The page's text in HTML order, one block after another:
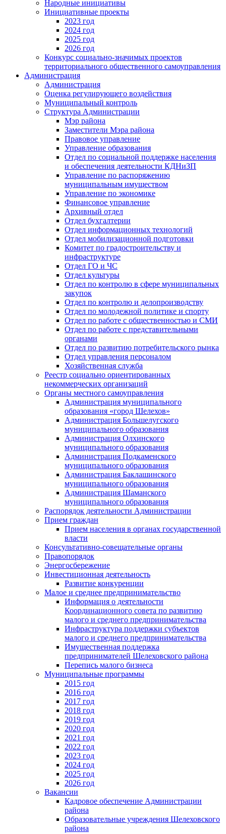
Народные инициативы
Инициативные проекты
2023 год
2024 год
2025 год
2026 год
Конкурс социально-значимых проектов
территориального общественного самоуправления
Администрация
Администрация
Оценка регулирующего воздействия
Муниципальный контроль
Структура Администрации
Мэр района
Заместители Мэра района
Правовое управление
Управление образования
Отдел по социальной поддержке населения
и обеспечения деятельности КДНиЗП
Управление по распоряжению
муниципальным имуществом
Управление по экономике
Финансовое управление
Архивный отдел
Отдел бухгалтерии
Отдел информационных технологий
Отдел мобилизационной подготовки
Комитет по градостроительству и
инфраструктуре
Отдел ГО и ЧС
Отдел культуры
Отдел по контролю в сфере муниципальных
закупок
Отдел по контролю и делопроизводству
Отдел по молодежной политике и спорту
Отдел по работе с общественностью и СМИ
Отдел по работе с представительными
органами
Отдел по развитию потребительского рынка
Отдел управления персоналом
Хозяйственная служба
Реестр социально ориентированных
некоммерческих организаций
Органы местного самоуправления
Администрация муниципального
образования «город Шелехов»
Администрация Большелугского
муниципального образования
Администрация Олхинского
муниципального образования
Администрация Подкаменского
муниципального образования
Администрация Баклашинского
муниципального образования
Администрация Шаманского
муниципального образования
Распорядок деятельности Администрации
Прием граждан
Прием населения в органах государственной
власти
Консультативно-совещательные органы
Правопорядок
Энергосбережение
Инвестиционная деятельность
Развитие конкуренции
Малое и среднее предпринимательство
Информация о деятельности
Координационного совета по развитию
малого и среднего предпринимательства
Инфраструктура поддержки субъектов
малого и среднего предпринимательства
Имущественная поддержка
предпринимателей Шелеховского района
Перепись малого бизнеса
Муниципальные программы
2015 год
2016 год
2017 год
2018 год
2019 год
2020 год
2021 год
2022 год
2023 год
2024 год
2025 год
2026 год
Вакансии
Кадровое обеспечение Администрации
района
Образовательные учреждения Шелеховского
района